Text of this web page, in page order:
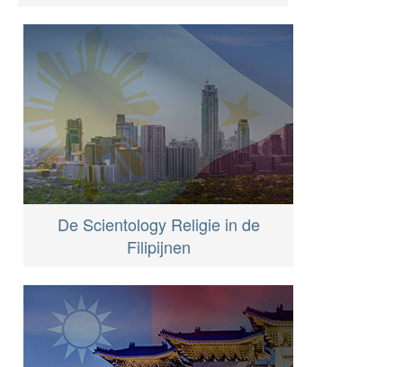
De Scientology Religie in de
Filipijnen